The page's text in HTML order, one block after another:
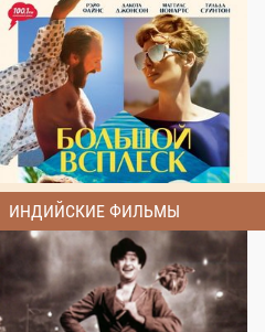
ИНДИЙСКИЕ ФИЛЬМЫ